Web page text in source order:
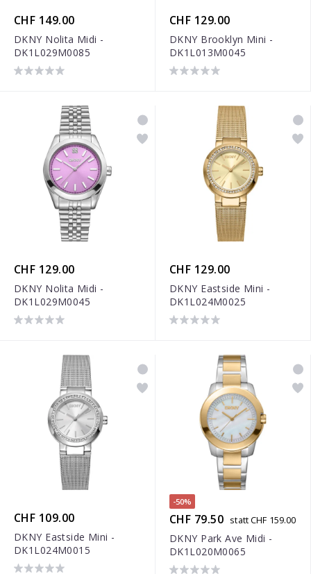
CHF 149.00
DKNY Nolita Midi -
DK1L029M0085
CHF 129.00
DKNY Brooklyn Mini -
DK1L013M0045
CHF 129.00
DKNY Nolita Midi -
DK1L029M0045
CHF 129.00
DKNY Eastside Mini -
DK1L024M0025
CHF 109.00
DKNY Eastside Mini -
DK1L024M0015
-50%
CHF 79.50 statt CHF 159.00
DKNY Park Ave Midi -
DK1L020M0065